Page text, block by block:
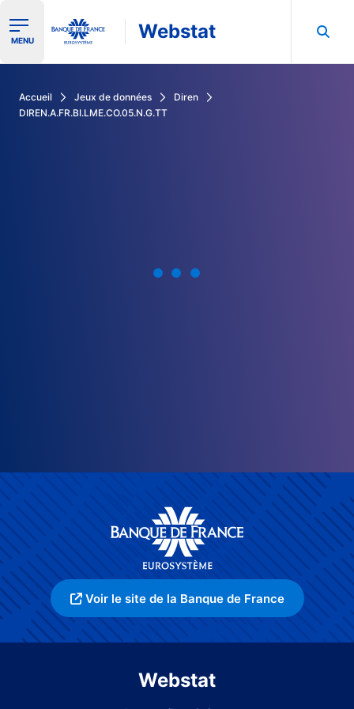
Ouvrir le menu de navigation
MENU Webstat
Accueil Jeux de données
Diren
DIREN.A.FR.BI.LME.CO.05.N.G.TT
Voir le site de la Banque de France
Webstat